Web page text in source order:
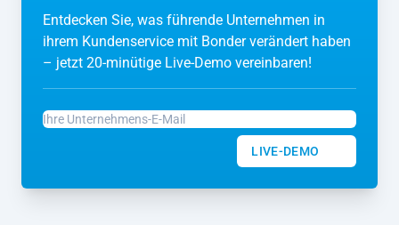
Entdecken Sie, was führende Unternehmen in
ihrem Kundenservice mit Bonder verändert haben
– jetzt 20-minütige Live-Demo vereinbaren!
LIVE-DEMO